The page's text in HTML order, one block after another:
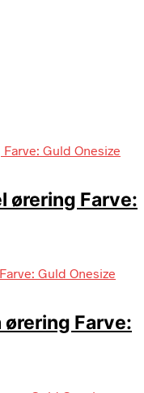
ørering Farve:
ørering Farve: